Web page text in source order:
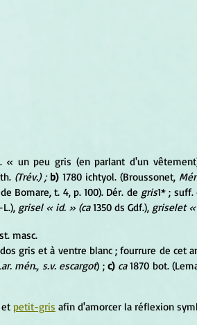
« un peu gris (en parlant d'un
(Trév.) ; b) 1780 ichtyol. (Broussonet,
Bomare, t. 4, p. 100). Dér. de gris1* ;
L.), grisel « id. » (ca 1350 ds Gdf.), griselet
masc.
gris et à ventre blanc ; fourrure de cet
mén., s.v. escargot) ; c) ca 1870 bot.
et petit-gris afin d'amorcer la réflexion